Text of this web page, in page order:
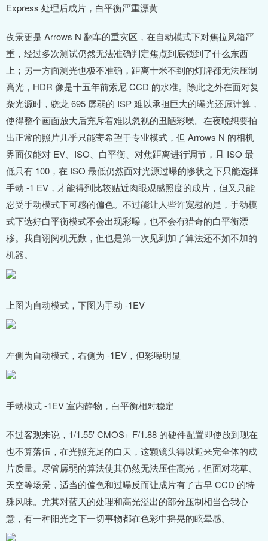
Express 处理后成片，白平衡严重漂黄
夜景更是 Arrows N 翻车的重灾区，在自动模式下对焦拉风箱严
重，经过多次测试仍然无法准确判定焦点到底锁到了什么东西
上；另一方面测光也极不准确，距离十米不到的灯牌都无法压制
高光，HDR 像是十五年前索尼 CCD 的水准。除此之外在面对复
杂光源时，骁龙 695 孱弱的 ISP 难以承担巨大的曝光还原计算，
使得整个画面放大后充斥着难以忽视的丑陋彩噪。在夜晚想要拍
出正常的照片几乎只能寄希望于专业模式，但 Arrows N 的相机
界面仅能对 EV、ISO、白平衡、对焦距离进行调节，且 ISO 最
低只有 100，在 ISO 最低仍然面对光源过曝的惨状之下只能选择
手动 -1 EV，才能得到比较贴近肉眼观感照度的成片，但又只能
忍受手动模式下可感的偏色。不过能让人些许宽慰的是，手动模
式下选好白平衡模式不会出现彩噪，也不会有猎奇的白平衡漂
移。我自诩阅机无数，但也是第一次见到加了算法还不如不加的
机器。
上图为自动模式，下图为手动 -1EV
左侧为自动模式，右侧为 -1EV，但彩噪明显
手动模式 -1EV 室内静物，白平衡相对稳定
不过客观来说，1/1.55' CMOS+ F/1.88 的硬件配置即使放到现在
也不算落伍，在光照充足的白天，这颗镜头得以迎来完全体的成
片质量。尽管孱弱的算法使其仍然无法压住高光，但面对花草、
天空等场景，适当的偏色和过曝反而让成片有了古早 CCD 的特
殊风味。尤其对蓝天的处理和高光溢出的部分压制相当合我心
意，有一种阳光之下一切事物都在色彩中摇晃的眩晕感。